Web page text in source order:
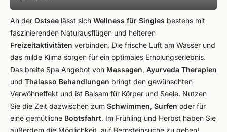
An der Ostsee lässt sich Wellness für Singles bestens mit
faszinierenden Naturausflügen und heiteren
Freizeitaktivitäten verbinden. Die frische Luft am Wasser und
das milde Klima sorgen für ein optimales Erholungserlebnis.
Das breite Spa Angebot von Massagen, Ayurveda Therapien
und Thalasso Behandlungen bringt den gewünschten
Verwöhneffekt und ist Balsam für Körper und Seele. Nutzen
Sie die Zeit dazwischen zum Schwimmen, Surfen oder für
eine gemütliche Bootsfahrt. Im Frühling und Herbst haben Sie
außerdem die Möglichkeit, auf Bernsteinsuche zu gehen!